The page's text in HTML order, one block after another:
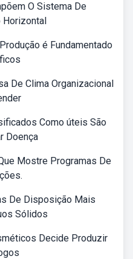
O Sistema De
Horizontal
é Fundamentado
De Clima Organizacional
Como úteis São
Doença
Mostre Programas De
De Disposição Mais
Sólidos
Decide Produzir